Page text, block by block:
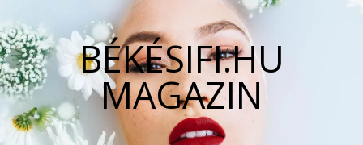
BÉKÉSIFI.HU
MAGAZIN